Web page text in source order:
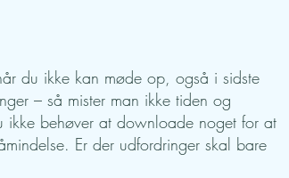
du ikke kan møde op, også i sidste
– så mister man ikke tiden og
ikke behøver at downloade noget for at
Er der udfordringer skal bare